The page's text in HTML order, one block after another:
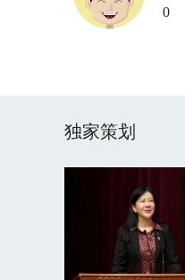
0
独家策划